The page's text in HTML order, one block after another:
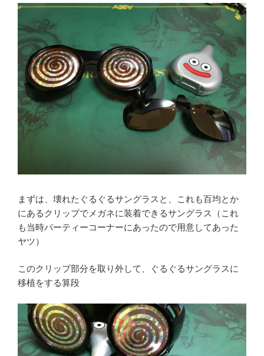
まずは、壊れたぐるぐるサングラスと、これも百均とか
にあるクリップでメガネに装着できるサングラス（これ
も当時パーティーコーナーにあったので用意してあった
ヤツ）
このクリップ部分を取り外して、ぐるぐるサングラスに
移植をする算段